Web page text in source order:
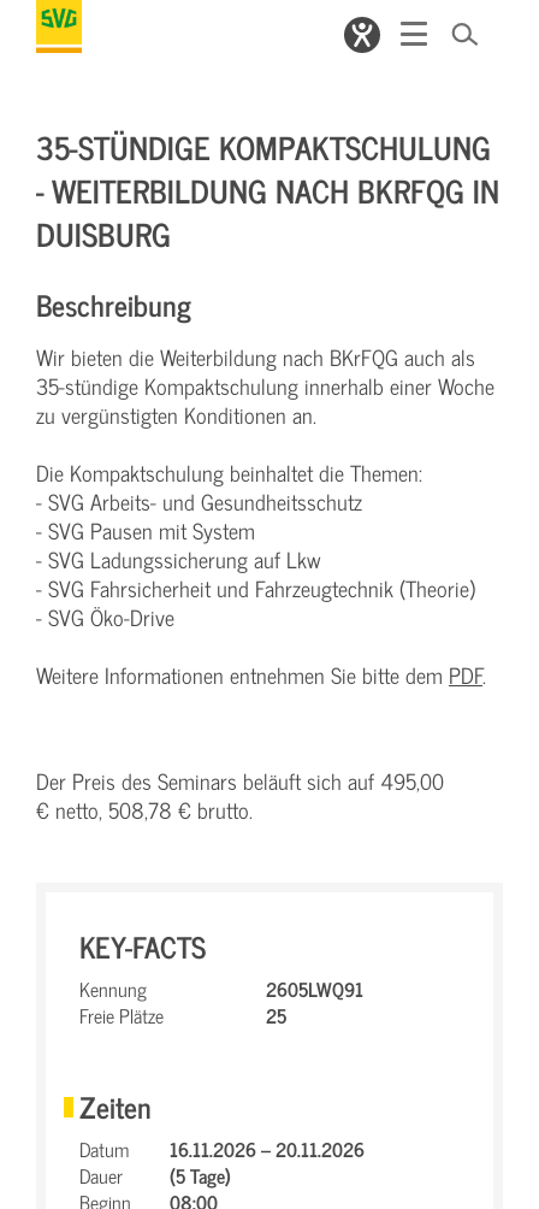
35-STÜNDIGE KOMPAKTSCHULUNG
- WEITERBILDUNG NACH BKRFQG IN
DUISBURG
Beschreibung
Wir bieten die Weiterbildung nach BKrFQG auch als
35-stündige Kompaktschulung innerhalb einer Woche
zu vergünstigten Konditionen an.
Die Kompaktschulung beinhaltet die Themen:
- SVG Arbeits- und Gesundheitsschutz
- SVG Pausen mit System
- SVG Ladungssicherung auf Lkw
- SVG Fahrsicherheit und Fahrzeugtechnik (Theorie)
- SVG Öko-Drive
Weitere Informationen entnehmen Sie bitte dem PDF.
Der Preis des Seminars beläuft sich auf 495,00
€ netto, 508,78 € brutto.
KEY-FACTS
Kennung
2605LWQ91
Freie Plätze
25
Zeiten
Datum
16.11.2026 – 20.11.2026
Dauer
(5 Tage)
Beginn
08:00